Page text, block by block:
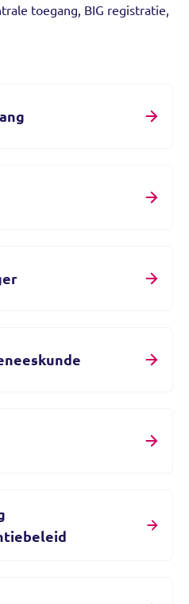
toegang, BIG registratie,